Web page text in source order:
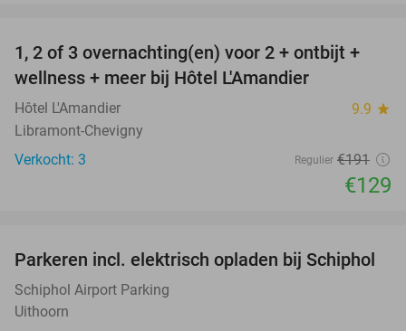
32%
TODAY
1, 2 of 3 overnachting(en) voor 2 + ontbijt +
wellness + meer bij Hôtel L'Amandier
Hôtel L'Amandier 9.9 star
Libramont-Chevigny
Verkocht: 3
Regulier €191
€129
11%
Parkeren incl. elektrisch opladen bij Schiphol
Schiphol Airport Parking
Uithoorn